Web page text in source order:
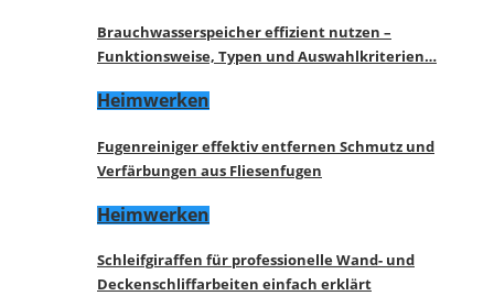
Brauchwasserspeicher effizient nutzen –
Funktionsweise, Typen und Auswahlkriterien…
Heimwerken
Fugenreiniger effektiv entfernen Schmutz und
Verfärbungen aus Fliesenfugen
Heimwerken
Schleifgiraffen für professionelle Wand- und
Deckenschliffarbeiten einfach erklärt